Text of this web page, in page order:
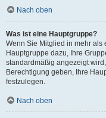
Nach oben
Was ist eine Hauptgruppe?
Wenn Sie Mitglied in mehr als
Hauptgruppe dazu, Ihre
standardmäßig angezeigt
Berechtigung geben, Ihre
festzulegen.
Nach oben